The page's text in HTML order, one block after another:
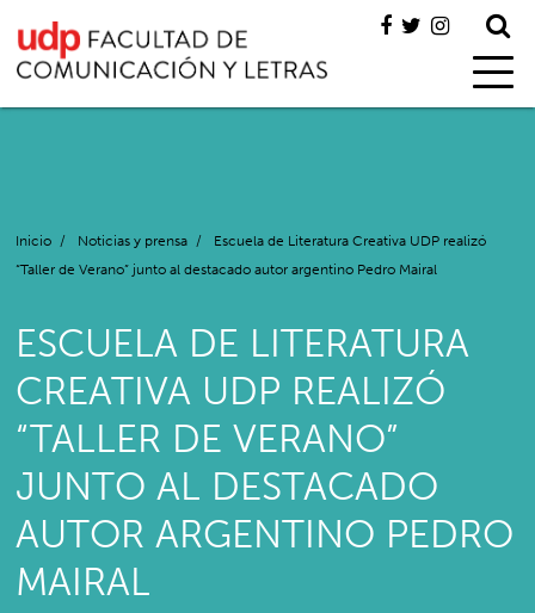
Inicio / Noticias y prensa /
Escuela de Literatura Creativa UDP realizó
“Taller de Verano” junto al destacado autor argentino Pedro Mairal
ESCUELA DE LITERATURA
CREATIVA UDP REALIZÓ
“TALLER DE VERANO”
JUNTO AL DESTACADO
AUTOR ARGENTINO PEDRO
MAIRAL